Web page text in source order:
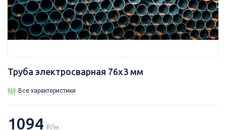
Труба электросварная 76х3 мм
Все характеристики
1094 ₽/м